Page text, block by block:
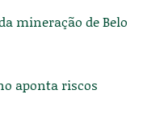
mineração de Belo
aponta riscos